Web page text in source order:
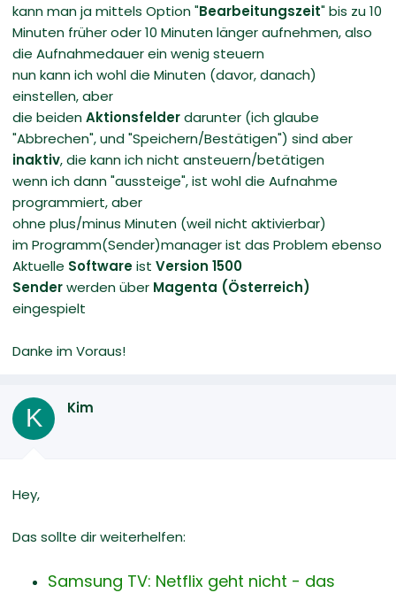
kann man ja mittels Option "Bearbeitungszeit" bis zu 10
Minuten früher oder 10 Minuten länger aufnehmen, also
die Aufnahmedauer ein wenig steuern
nun kann ich wohl die Minuten (davor, danach)
einstellen, aber
die beidenAktionsfelderdarunter (ich glaube
"Abbrechen", und "Speichern/Bestätigen") sind aber
inaktiv, die kann ich nicht ansteuern/betätigen
wenn ich dann "aussteige", ist wohl die Aufnahme
programmiert, aber
ohne plus/minus Minuten (weil nicht aktivierbar)
im Programm(Sender)manager ist das Problem ebenso
Aktuelle Softwareist Version 1500
Senderwerden über Magenta (Österreich)
eingespielt
Danke im Voraus!
K Kim
Hey,
Das sollte dir weiterhelfen:
Samsung TV: Netflix geht nicht - das